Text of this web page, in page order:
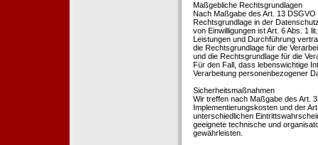
Maßgebliche Rechtsgrundlagen
Nach Maßgabe des Art. 13
Rechtsgrundlage in der
von Einwilligungen ist Art. 6 Abs. 1
Leistungen und Durchführung
die Rechtsgrundlage für die
und die Rechtsgrundlage für die
Für den Fall, dass lebenswichtige
Verarbeitung personenbezogener
Sicherheitsmaßnahmen
Wir treffen nach Maßgabe des Art.
Implementierungskosten und der
unterschiedlichen
geeignete technische und
gewährleisten.